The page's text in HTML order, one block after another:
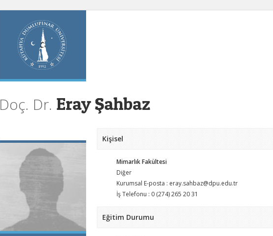
Doç. Dr. Eray Şahbaz
Kişisel
Mimarlık Fakültesi
Diğer
Kurumsal E-posta : eray.sahbaz@dpu.edu.tr
İş Telefonu : 0 (274) 265 20 31
Eğitim Durumu